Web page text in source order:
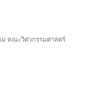
ม คณะวิศวกรรมศาสตร์